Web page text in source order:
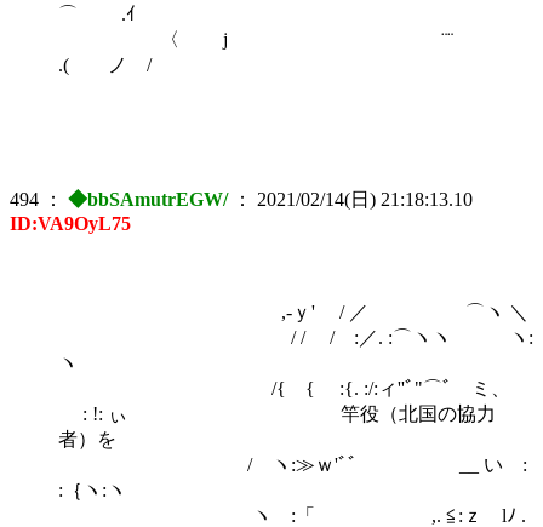
⌒ .ｲ
〈 j ¨¨
.( ノ /
494 ： ◆bbSAmutrEGW/： 2021/02/14(日) 21:18:13.10
ID:VA9OyL75
,-ｙ' / ／ ⌒ヽ ＼
/ / / :／. :⌒ヽヽ ヽ:
ヽ
/{ { :{. :/:ィ''ﾞ"⌒ﾞゞミ、
: !: ぃ 竿役（北国の協力
者）を
/ ヽ:≫ｗ'ﾞﾞ __ い :
:｛ヽ:ヽ
ヽ :「 ,. ≦:ｚ lﾉ .